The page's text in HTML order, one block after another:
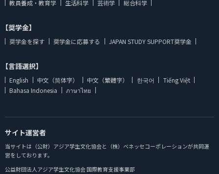
教員養成・教育学
生活科学 芸術学 総合科学
【奨学金】
奨学金を探す 奨学金に応募する JAPAN STUDY SUPPORT奨学金
【言語選択】
English 中文（简体字） 中文（繁體字） 한국어
Tiếng Việt
Bahasa Indonesia
ภาษาไทย
サイト運営者
当サイトは（公財）アジア学生文化協会と（株）ベネッセコーポレーションが共同運
営をしております。
公益財団法人アジア学生文化協会 国際教育支援事業部